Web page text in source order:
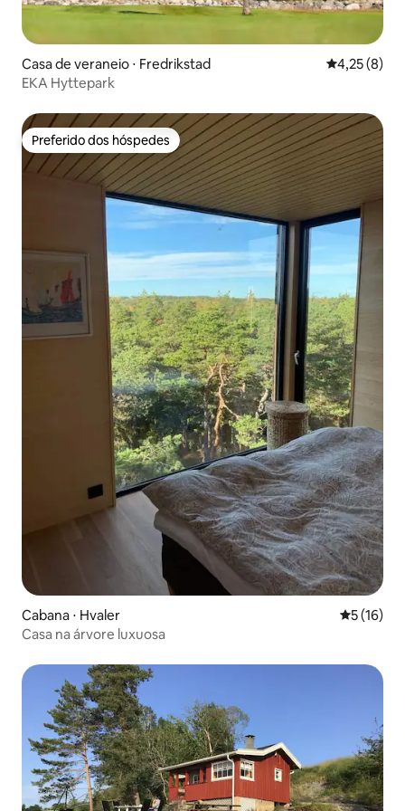
Casa de veraneio ⋅ Fredrikstad 4,25 de
4,25 (8)
EKA Hyttepark
Preferido dos hóspedes
Preferido dos hóspedes
Cabana ⋅ Hvaler 5 de uma
5 (16)
Casa na árvore luxuosa